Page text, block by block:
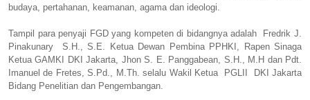
budaya, pertahanan, keamanan, agama dan ideologi.
Tampil para penyaji FGD yang kompeten di bidangnya adalah Fredrik J.
Pinakunary S.H., S.E. Ketua Dewan Pembina PPHKI, Rapen Sinaga
Ketua GAMKI DKI Jakarta, Jhon S. E. Panggabean, S.H., M.H dan Pdt.
Imanuel de Fretes, S.Pd., M.Th. selalu Wakil Ketua PGLII DKI Jakarta
Bidang Penelitian dan Pengembangan.